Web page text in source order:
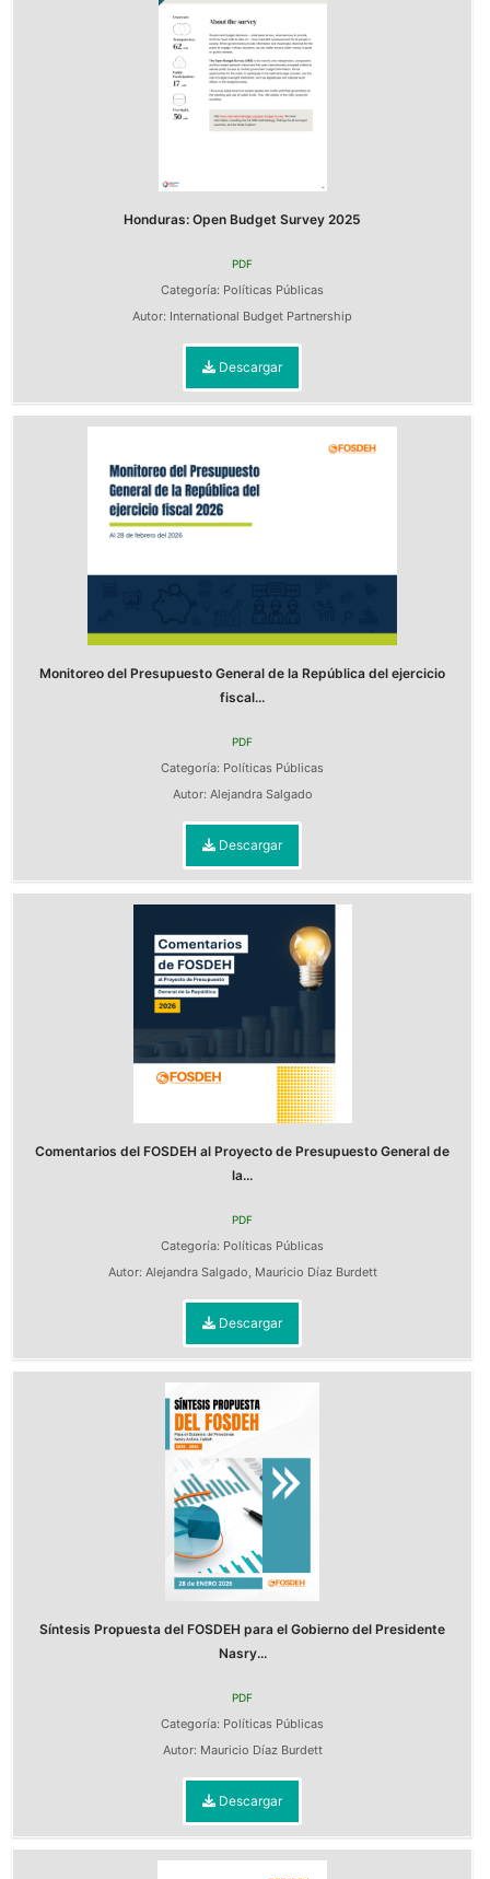
Honduras: Open Budget Survey 2025
PDF
Categoría: Políticas Públicas
Autor: International Budget Partnership
Descargar
Monitoreo del Presupuesto General de la República del ejercicio
fiscal...
PDF
Categoría: Políticas Públicas
Autor: Alejandra Salgado
Descargar
Comentarios del FOSDEH al Proyecto de Presupuesto General de
la...
PDF
Categoría: Políticas Públicas
Autor: Alejandra Salgado, Mauricio Díaz Burdett
Descargar
Síntesis Propuesta del FOSDEH para el Gobierno del Presidente
Nasry...
PDF
Categoría: Políticas Públicas
Autor: Mauricio Díaz Burdett
Descargar